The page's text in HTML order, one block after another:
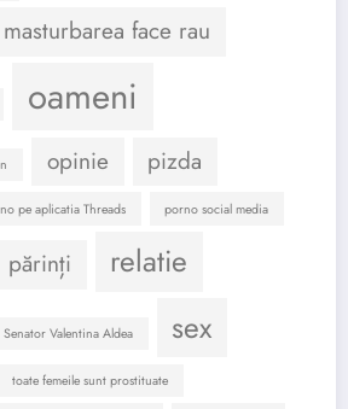
masturbarea face rau
oameni
opinie pizda
pe aplicatia Threads porno social media
părinți relatie
Senator Valentina Aldea sex
toate femeile sunt prostituate